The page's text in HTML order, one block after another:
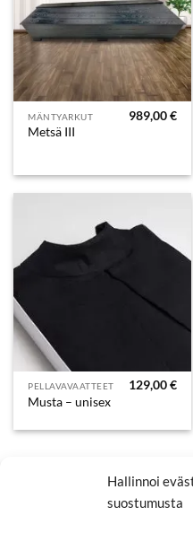
Hallinnoi
suostumusta
MÄNTYARKUT
Metsä III
989,00€
PELLAVAVAATTEET
Musta – unisex
129,00€